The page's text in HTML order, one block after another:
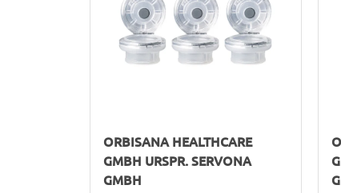
ORBISANA HEALTHCARE
GMBH URSPR. SERVONA
GMBH